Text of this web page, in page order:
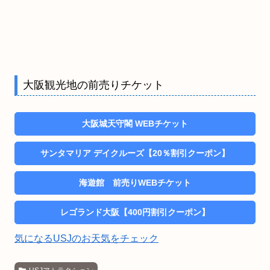
大阪観光地の前売りチケット
大阪城天守閣 WEBチケット
サンタマリア デイクルーズ【20％割引クーポン】
海遊館 前売りWEBチケット
レゴランド大阪【400円割引クーポン】
気になるUSJのお天気をチェック